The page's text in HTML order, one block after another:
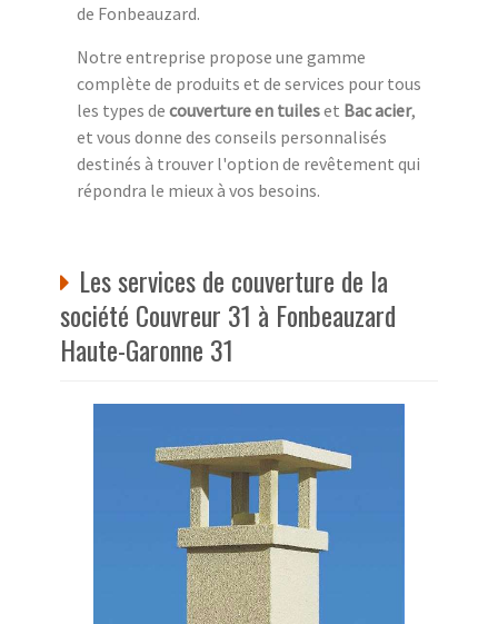
de Fonbeauzard.
Notre entreprise propose une gamme
complète de produits et de services pour tous
les types de couverture en tuileset Bac acier,
et vous donne des conseils personnalisés
destinés à trouver l'option de revêtement qui
répondra le mieux à vos besoins.
Les services de couverture de la
société Couvreur 31 à Fonbeauzard
Haute-Garonne 31